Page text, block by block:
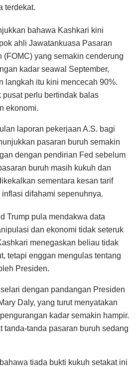
terdekat.
bahawa Kashkari kini
ahli Jawatankuasa Pasaran
(FOMC) yang semakin cenderung
kadar seawal September,
langkah itu kini mencecah 90%.
pusat perlu bertindak balas
ekonomi.
laporan pekerjaan A.S. bagi
pasaran buruh semakin
dengan pendirian Fed sebelum
buruh masih kukuh dan
sementara kesan tarif
difahami sepenuhnya.
Trump pula mendakwa data
dan ekonomi tidak seteruk
menegaskan beliau tidak
tetapi enggan mengulas tentang
Presiden.
dengan pandangan Presiden
Daly, yang turut menyatakan
kadar semakin hampir.
tanda-tanda pasaran buruh sedang
tiada bukti kukuh setakat ini